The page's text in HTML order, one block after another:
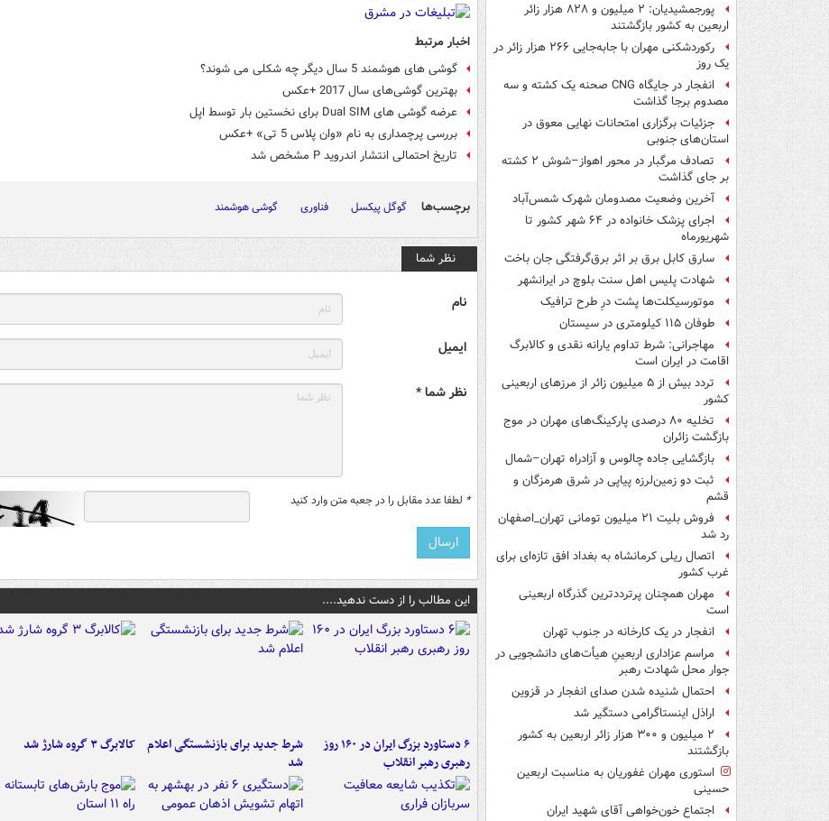
پورجمشیدیان: ۲ میلیون و ۸۲۸ هزار زائر
اربعین به کشور بازگشتند
رکوردشکنی مهران با جابه‌جایی ۲۶۶ هزار زائر در
یک روز
انفجار در جایگاه CNG صحنه یک کشته و سه
مصدوم برجا گذاشت
جزئیات برگزاری امتحانات نهایی معوق در
استان‌های جنوبی
تصادف مرگبار در محور اهواز–شوش ۲ کشته
بر جای گذاشت
آخرین وضعیت مصدومان شهرک شمس‌آباد
اجرای پزشک خانواده در ۶۴ شهر کشور تا
شهریورماه
سارق کابل برق بر اثر برق‌گرفتگی جان باخت
شهادت پلیس اهل سنت بلوچ در ایرانشهر
موتورسیکلت‌ها پشت درِ طرح ترافیک
طوفان ۱۱۵ کیلومتری در سیستان
مهاجرانی: شرط تداوم یارانه نقدی و کالابرگ
اقامت در ایران است
تردد بیش از ۵ میلیون زائر از مرزهای اربعینی
کشور
تخلیه ۸۰ درصدی پارکینگ‌های مهران در موج
بازگشت زائران
بازگشایی جاده چالوس و آزادراه تهران–شمال
ثبت دو زمین‌لرزه پیاپی در شرق هرمزگان و
قشم
فروش بلیت ۲۱ میلیون تومانی تهران_اصفهان
رد شد
اتصال ریلی کرمانشاه به بغداد افق تازه‌ای برای
غرب کشور
مهران همچنان پرترددترین گذرگاه اربعینی
است
انفجار در یک کارخانه در جنوب تهران
مراسم عزاداری اربعینِ هیأت‌های دانشجویی در
جوار محل شهادت رهبر
احتمال شنیده شدن صدای انفجار در قزوین
اراذل اینستاگرامی دستگیر شد
۲ میلیون و ۳۰۰ هزار زائر اربعین به کشور
بازگشتند
استوری مهران غفوریان به مناسبت اربعین
حسینی
اجتماع خون‌خواهی آقای شهید ایران
اخبار مرتبط
گوشی های هوشمند 5 سال دیگر چه شکلی می شوند؟
بهترین گوشی‌های سال 2017 +عکس
عرضه گوشی های Dual SIM برای نخستین بار توسط اپل
بررسی پرچمداری به نام «وان پلاس 5 تی» +عکس
تاریخ احتمالی انتشار اندروید P مشخص شد
برچسب‌ها گوگل پیکسل فناوری گوشی هوشمند
نظر شما
نام
ایمیل
نظر شما *
* لطفا عدد مقابل را در جعبه متن وارد کنید
این مطالب را از دست ندهید....
۶ دستاورد بزرگ ایران در ۱۶۰ روز
رهبری رهبر انقلاب
شرط جدید برای بازنشستگی اعلام
شد
کالابرگ ۳ گروه شارژ شد